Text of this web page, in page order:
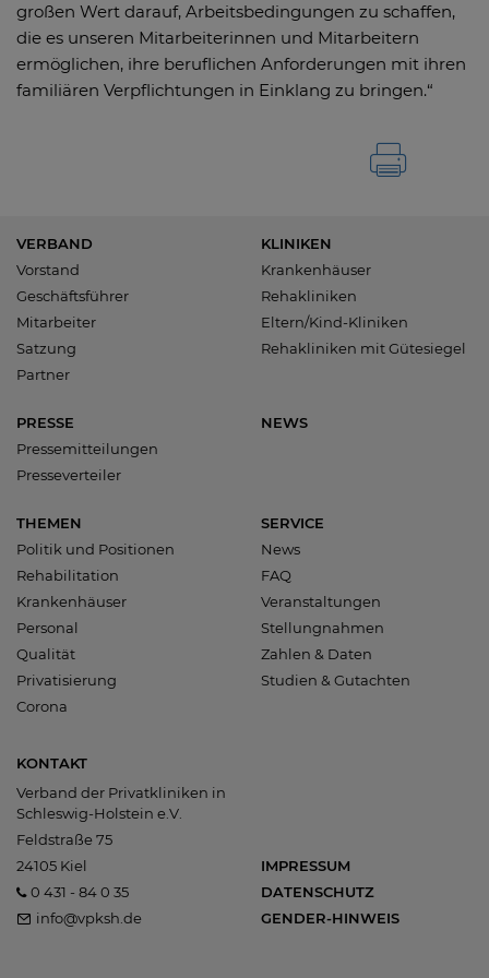
großen Wert darauf, Arbeitsbedingungen zu schaffen,
die es unseren Mitarbeiterinnen und Mitarbeitern
ermöglichen, ihre beruflichen Anforderungen mit ihren
familiären Verpflichtungen in Einklang zu bringen.“
VERBAND
Vorstand
Geschäftsführer
Mitarbeiter
Satzung
Partner
KLINIKEN
Krankenhäuser
Rehakliniken
Eltern/Kind-Kliniken
Rehakliniken mit Gütesiegel
PRESSE
Pressemitteilungen
Presseverteiler
NEWS
THEMEN
Politik und Positionen
Rehabilitation
Krankenhäuser
Personal
Qualität
Privatisierung
Corona
SERVICE
News
FAQ
Veranstaltungen
Stellungnahmen
Zahlen & Daten
Studien & Gutachten
KONTAKT
Verband der Privatkliniken in
Schleswig-Holstein e.V.
Feldstraße 75
24105 Kiel
0 431 - 84 0 35
info@vpksh.de
IMPRESSUM
DATENSCHUTZ
GENDER-HINWEIS